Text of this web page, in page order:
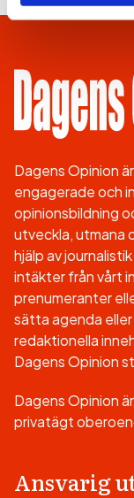
Dagens Opinion
engagerade och
opinionsbildning
utveckla, utmana
hjälp av
intäkter från vårt
prenumeranter
sätta agenda
redaktionella
Dagens Opinion
Dagens Opinion
privatägt
Ansvarig